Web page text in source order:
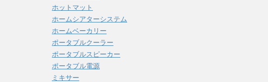
ホットマット
ホームシアターシステム
ホームベーカリー
ポータブルクーラー
ポータブルスピーカー
ポータブル電源
ミキサー